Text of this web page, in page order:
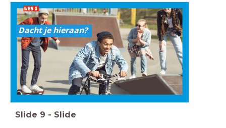
Dacht je hieraan?
Slide 9 - Slide